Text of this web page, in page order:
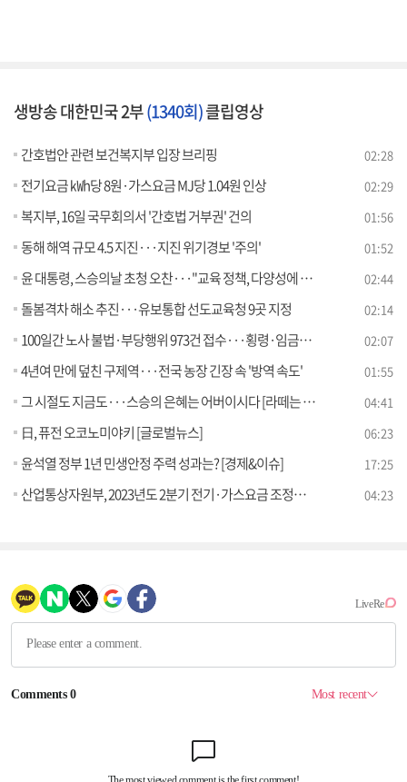
생방송 대한민국 2부(1340회)클립영상
간호법안 관련 보건복지부 입장 브리핑 02:28
전기요금 ㎾h당 8원·가스요금 MJ당 1.04원 인상 02:29
복지부, 16일 국무회의서 '간호법 거부권' 건의 01:56
동해 해역 규모 4.5 지진···지진 위기경보 '주의' 01:52
윤 대통령, 스승의날 초청 오찬···"교육 정책, 다양성에 주목" 02:44
돌봄격차 해소 추진···유보통합 선도교육청 9곳 지정 02:14
100일간 노사 불법·부당행위 973건 접수···횡령·임금체불 등 02:07
4년여 만에 덮친 구제역···전국 농장 긴장 속 '방역 속도' 01:55
그 시절도 지금도···스승의 은혜는 어버이시다 [라떼는 뉴우스] 04:41
日, 퓨전 오코노미야키 [글로벌뉴스] 06:23
윤석열 정부 1년 민생안정 주력 성과는? [경제&이슈] 17:25
산업통상자원부, 2023년도 2분기 전기·가스요금 조정안 (5.15) [브리핑 인사이트] 04:23